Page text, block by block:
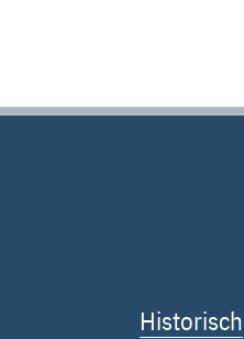
Historisch